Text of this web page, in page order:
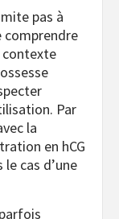
pas à
comprendre
contexte
Par
la
en hCG
cas d’une